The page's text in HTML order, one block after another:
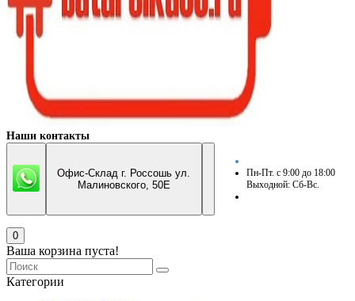
Наши контакты
Офис-Склад г. Россошь ул.
Малиновского, 50Е
Пн-Пт. с 9:00 до 18:00
Выходной: Сб-Вс.
0
Ваша корзина пуста!
Категории